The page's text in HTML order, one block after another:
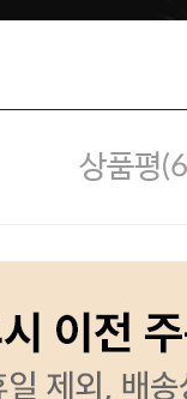
상품평(6